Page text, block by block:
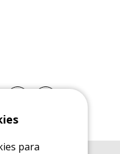
para